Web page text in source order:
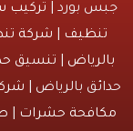
بورد |تركيب
|شركة تنظيف
|تنسيق حدائق
بالرياض |شركة
حشرات|صباغ